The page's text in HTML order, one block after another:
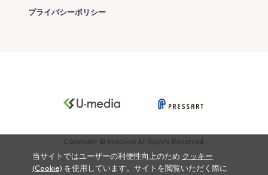
プライバシーポリシー
Copyright © machico All Rights Reserved.
当サイトではユーザーの利便性向上のため クッキー
(Cookie) を使用しています。サイトを閲覧いただく際に